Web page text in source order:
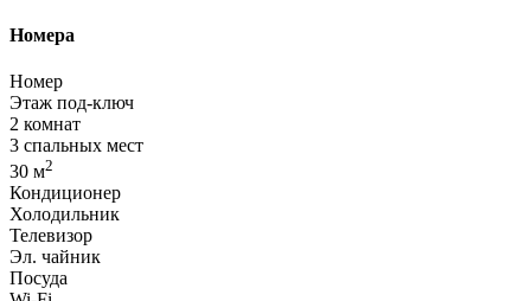
Номера
Номер
Этаж под-ключ
2 комнат
3 спальных мест
30 м2
Кондиционер
Холодильник
Телевизор
Эл. чайник
Посуда